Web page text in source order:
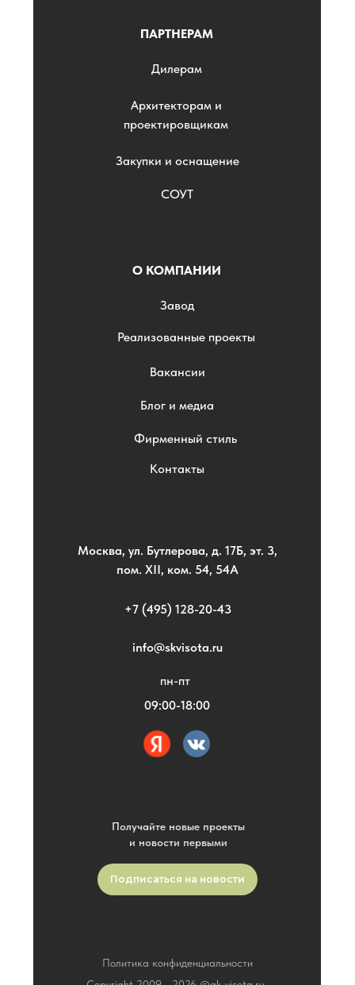
Политика конфиденциальности
ПАРТНЕРАМ
Архитекторам и
проектировщикам
Дилерам
Закупки и оснащение
СОУТ
Получайте новые проекты
и новости первыми
О КОМПАНИИ
Завод
Реализованные проекты
Вакансии
Блог и медиа
Фирменный стиль
Контакты
+7 (495) 128-20-43
info@skvisota.ru
Москва, ул. Бутлерова, д. 17Б, эт. 3,
пом. XII, ком. 54, 54А
пн-пт
09:00-18:00
Подписаться на новости